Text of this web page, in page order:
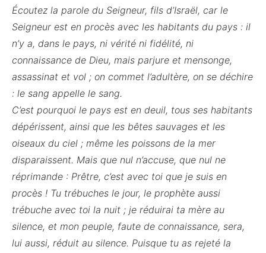
Écoutez la parole du Seigneur, fils d’Israël, car le
Seigneur est en procès avec les habitants du pays : il
n’y a, dans le pays, ni vérité ni fidélité, ni
connaissance de Dieu, mais parjure et mensonge,
assassinat et vol ; on commet l’adultère, on se déchire
: le sang appelle le sang.
C’est pourquoi le pays est en deuil, tous ses habitants
dépérissent, ainsi que les bêtes sauvages et les
oiseaux du ciel ; même les poissons de la mer
disparaissent. Mais que nul n’accuse, que nul ne
réprimande : Prêtre, c’est avec toi que je suis en
procès ! Tu trébuches le jour, le prophète aussi
trébuche avec toi la nuit ; je réduirai ta mère au
silence, et mon peuple, faute de connaissance, sera,
lui aussi, réduit au silence. Puisque tu as rejeté la